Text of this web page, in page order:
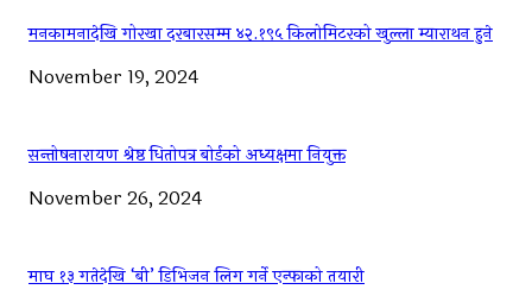
मनकामनादेखि गोरखा दरबारसम्म ४२.१९५ किलोमिटरको खुल्ला म्याराथन हुने
November 19, 2024
सन्तोषनारायण श्रेष्ठ धितोपत्र बोर्डको अध्यक्षमा नियुक्त
November 26, 2024
माघ १३ गतेदेखि ‘बी’ डिभिजन लिग गर्ने एन्फाको तयारी